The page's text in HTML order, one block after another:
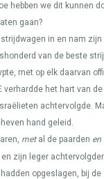
hebben we dit kunnen
gaan?
in en nam
van de beste
met op elk daarvan
verhardde het hart van
achtervolgde.
hand geleid.
metal de paarden en
zijn leger
opgeslagen, bij de